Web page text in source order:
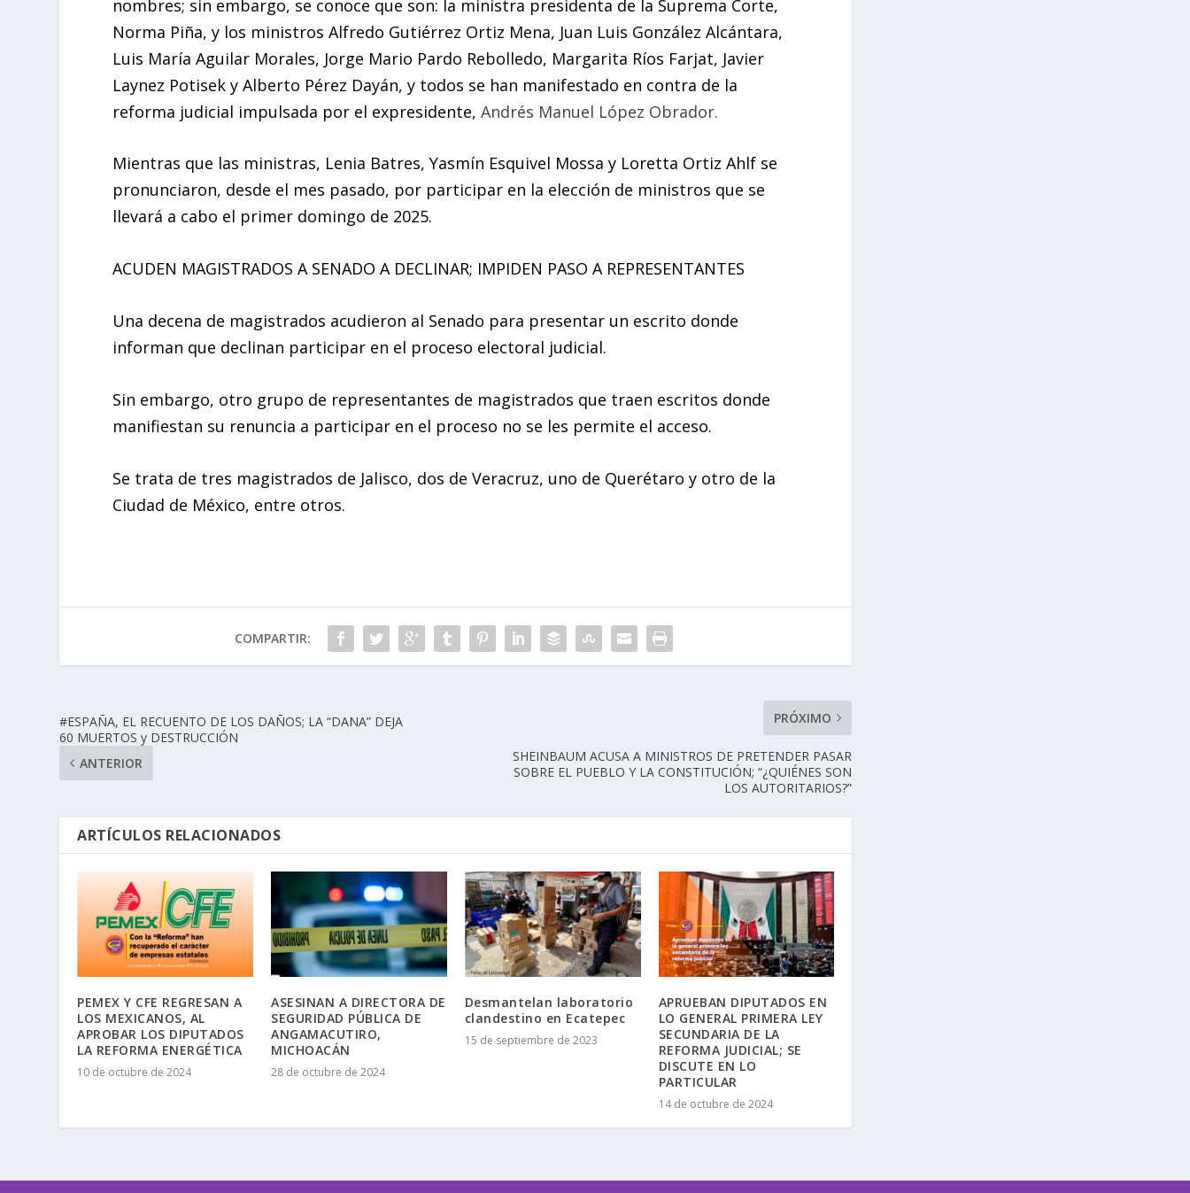
nombres; sin embargo, se conoce que son: la ministra presidenta de la Suprema Corte,
Norma Piña, y los ministros Alfredo Gutiérrez Ortiz Mena, Juan Luis González Alcántara,
Luis María Aguilar Morales, Jorge Mario Pardo Rebolledo, Margarita Ríos Farjat, Javier
Laynez Potisek y Alberto Pérez Dayán, y todos se han manifestado en contra de la
reforma judicial impulsada por el expresidente,Andrés Manuel López Obrador.
Mientras que las ministras, Lenia Batres, Yasmín Esquivel Mossa y Loretta Ortiz Ahlf se
pronunciaron, desde el mes pasado, por participar en la elección de ministros que se
llevará a cabo el primer domingo de 2025.
ACUDEN MAGISTRADOS A SENADO A DECLINAR; IMPIDEN PASO A REPRESENTANTES
Una decena de magistrados acudieron al Senado para presentar un escrito donde
informan que declinan participar en el proceso electoral judicial.
Sin embargo, otro grupo de representantes de magistrados que traen escritos donde
manifiestan su renuncia a participar en el proceso no se les permite el acceso.
Se trata de tres magistrados de Jalisco, dos de Veracruz, uno de Querétaro y otro de la
Ciudad de México, entre otros.
COMPARTIR:
#ESPAÑA, EL RECUENTO DE LOS DAÑOS; LA “DANA” DEJA
60 MUERTOS y DESTRUCCIÓN
ANTERIOR
PRÓXIMO
SHEINBAUM ACUSA A MINISTROS DE PRETENDER PASAR
SOBRE EL PUEBLO Y LA CONSTITUCIÓN; “¿QUIÉNES SON
LOS AUTORITARIOS?”
ARTÍCULOS RELACIONADOS
PEMEX Y CFE REGRESAN A
LOS MEXICANOS, AL
APROBAR LOS DIPUTADOS
LA REFORMA ENERGÉTICA
10 de octubre de 2024
ASESINAN A DIRECTORA DE
SEGURIDAD PÚBLICA DE
ANGAMACUTIRO,
MICHOACÁN
28 de octubre de 2024
Desmantelan laboratorio
clandestino en Ecatepec
15 de septiembre de 2023
APRUEBAN DIPUTADOS EN
LO GENERAL PRIMERA LEY
SECUNDARIA DE LA
REFORMA JUDICIAL; SE
DISCUTE EN LO
PARTICULAR
14 de octubre de 2024